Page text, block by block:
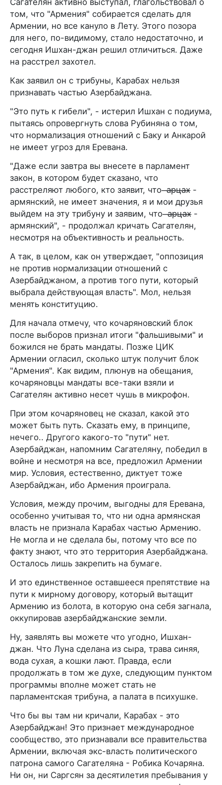
Сагателян активно выступал, глагольствовал о
том, что "Армения" собирается сделать для
Армении, но все кануло в Лету. Этого позора
для него, по-видимому, стало недостаточно, и
сегодня Ишхан-джан решил отличиться. Даже
на расстрел захотел.
Как заявил он с трибуны, Карабах нельзя
признавать частью Азербайджана.
"Это путь к гибели", - истерил Ишхан с подиума,
пытаясь опровергнуть слова Рубиняна о том,
что нормализация отношений с Баку и Анкарой
не имеет угроз для Еревана.
"Даже если завтра вы внесете в парламент
закон, в котором будет сказано, что
расстреляют любого, кто заявит, что ̶а̶р̶ц̶а̶х̶ -
армянский, не имеет значения, я и мои друзья
выйдем на эту трибуну и заявим, что ̶а̶р̶ц̶а̶х̶ -
армянский", - продолжал кричать Сагателян,
несмотря на объективность и реальность.
А так, в целом, как он утверждает, "оппозиция
не против нормализации отношений с
Азербайджаном, а против того пути, который
выбрала действующая власть". Мол, нельзя
менять конституцию.
Для начала отмечу, что кочаряновский блок
после выборов признал итоги "фальшивыми" и
божился не брать мандаты. Позже ЦИК
Армении огласил, сколько штук получит блок
"Армения". Как видим, плюнув на обещания,
кочаряновцы мандаты все-таки взяли и
Сагателян активно несет чушь в микрофон.
При этом кочаряновец не сказал, какой это
может быть путь. Сказать ему, в принципе,
нечего.. Другого какого-то "пути" нет.
Азербайджан, напомним Сагателяну, победил в
войне и несмотря на все, предложил Армении
мир. Условия, естественно, диктует тоже
Азербайджан, ибо Армения проиграла.
Условия, между прочим, выгодны для Еревана,
особенно учитывая то, что ни одна армянская
власть не признала Карабах частью Армению.
Не могла и не сделала бы, потому что все по
факту знают, что это территория Азербайджана.
Осталось лишь закрепить на бумаге.
И это единственное оставшееся препятствие на
пути к мирному договору, который вытащит
Армению из болота, в которую она себя загнала,
оккупировав азербайджанские земли.
Ну, заявлять вы можете что угодно, Ишхан-
джан. Что Луна сделана из сыра, трава синяя,
вода сухая, а кошки лают. Правда, если
продолжать в том же духе, следующим пунктом
программы вполне может стать не
парламентская трибуна, а палата в психушке.
Что бы вы там ни кричали, Карабах - это
Азербайджан! Это признает международное
сообщество, это признавали все правительства
Армении, включая экс-власть политического
патрона самого Сагателяна - Робика Кочаряна.
Ни он, ни Саргсян за десятилетия пребывания у